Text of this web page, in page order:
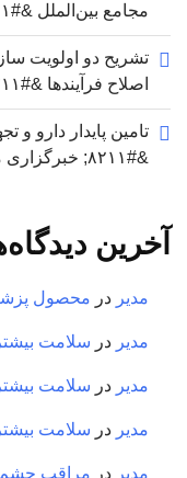
مجامع بین‌الملل &#۸۲۱۱; خبرگزاری مهر | اخبار ایران و جهان
تشریح دو اولویت
اصلاح فرآیندها &#۸۲۱۱; خبرگزاری مهر | اخبار ایران و جهان
تامین پایدار دارو
&#۸۲۱۱; خبرگزاری مهر | اخبار ایران و جهان
آخرین
مدیر در محصول
مدیر در سلامت بیشتر
مدیر در سلامت بیشتر
مدیر در سلامت بیشتر
مدیر در مراقب چشم